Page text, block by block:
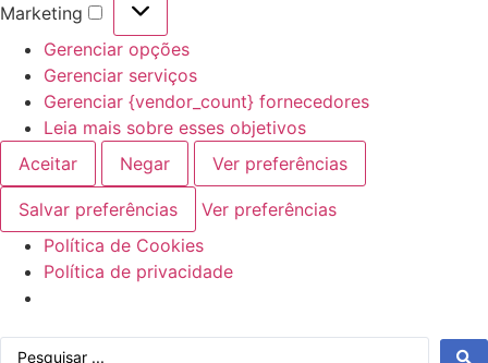
Marketing
Marketing
Gerenciar opções
Gerenciar serviços
Gerenciar {vendor_count} fornecedores
Leia mais sobre esses objetivos
Aceitar
Negar Ver preferências
Salvar preferências
Ver preferências
Política de Cookies
Política de privacidade
para
Pesquisar